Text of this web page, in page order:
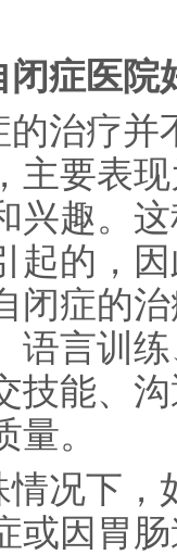
闭症医院
治疗
主要表
兴趣。
起的，
闭症的
语言训
技能、
。
况下
或因胃